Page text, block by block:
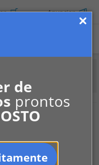
de
prontos
Anunciar
Fui eleito síndico